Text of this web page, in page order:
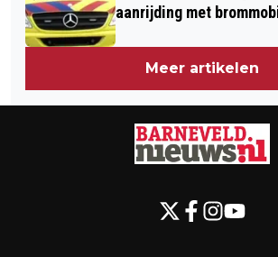
aanrijding met
Meer artikelen